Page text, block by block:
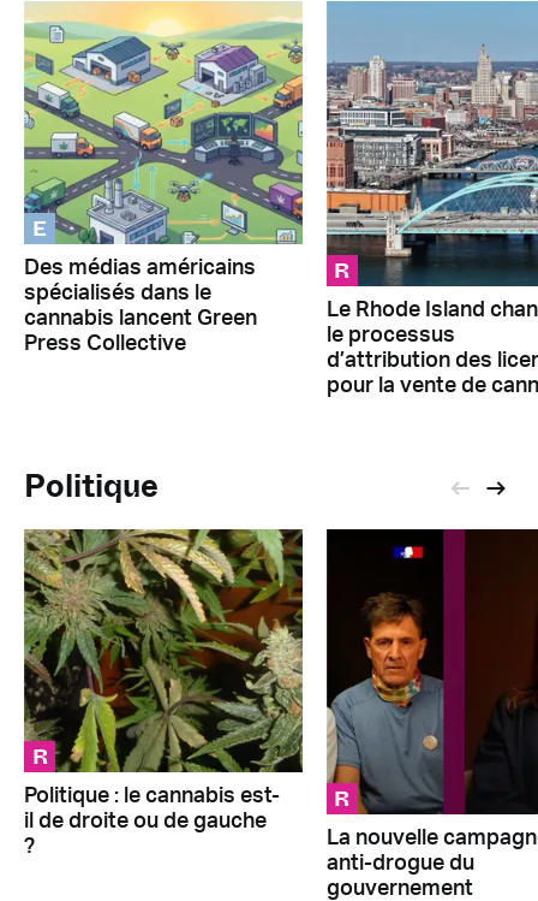
E
Des médias américains
spécialisés dans le
cannabis lancent Green
Press Collective
R
Le Rhode Island
le processus
d’attribution des
pour la vente de
Politique
R
Politique : le cannabis est-
il de droite ou de gauche
?
R
La nouvelle
anti-drogue du
gouvernement